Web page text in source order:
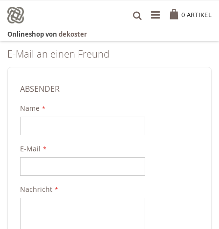
Inhalt
springen
0 ARTIKEL
Onlineshop von dekoster
E-Mail an einen Freund
ABSENDER
Name
E-Mail
Nachricht